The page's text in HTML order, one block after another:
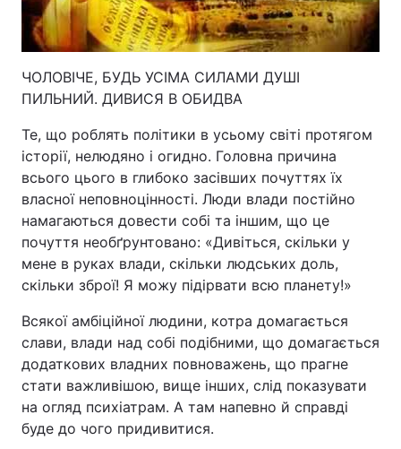
ЧОЛОВІЧЕ, БУДЬ УСІМА СИЛАМИ ДУШІ
ПИЛЬНИЙ. ДИВИСЯ В ОБИДВА
Те, що роблять політики в усьому світі протягом
історії, нелюдяно і огидно. Головна причина
всього цього в глибоко засівших почуттях їх
власної неповноцінності. Люди влади постійно
намагаються довести собі та іншим, що це
почуття необґрунтовано: «Дивіться, скільки у
мене в руках влади, скільки людських доль,
скільки зброї! Я можу підірвати всю планету!»
Всякої амбіційної людини, котра домагається
слави, влади над собі подібними, що домагається
додаткових владних повноважень, що прагне
стати важливішою, вище інших, слід показувати
на огляд психіатрам. А там напевно й справді
буде до чого придивитися.